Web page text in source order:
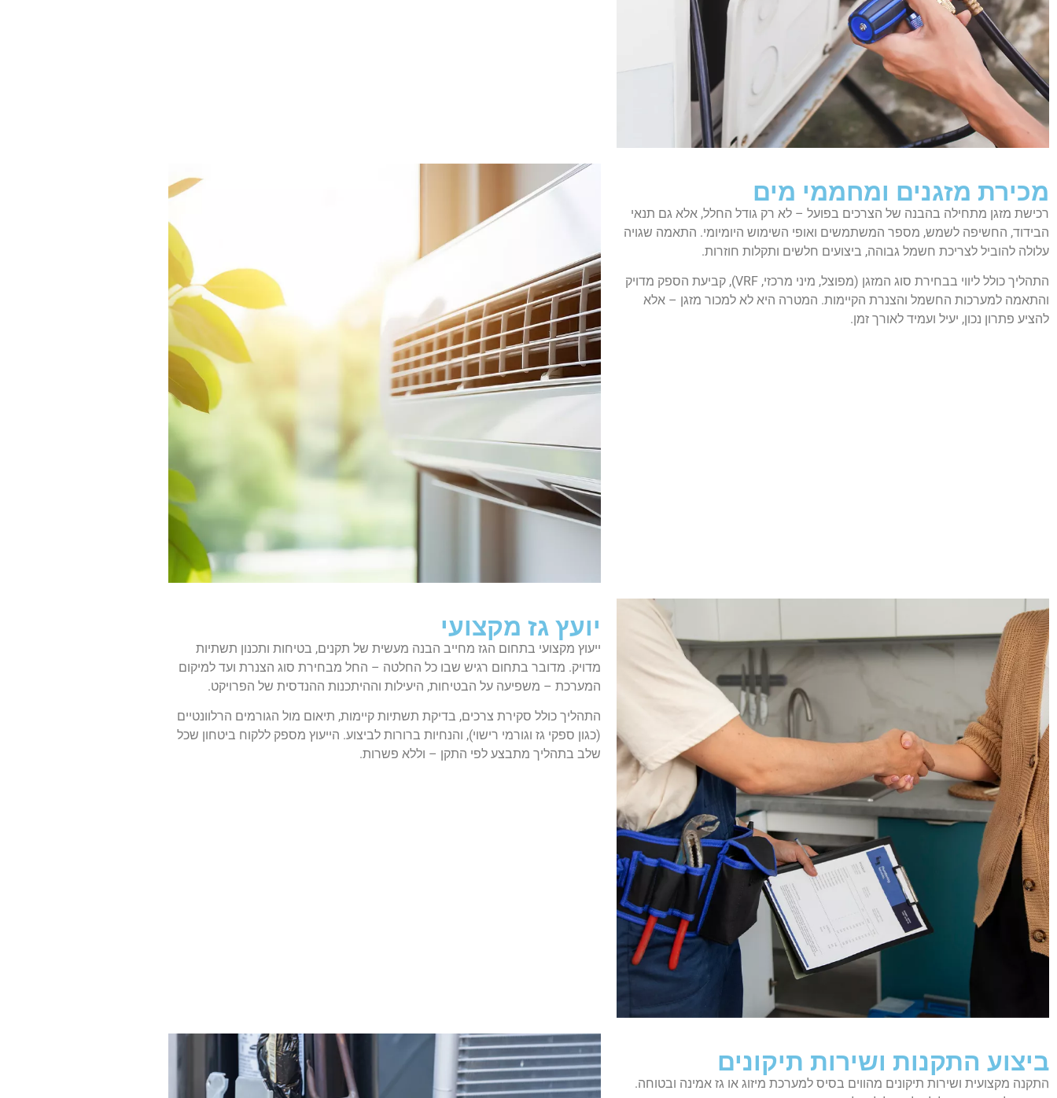
מכירת מזגנים ומחממי מים
רכישת מזגן מתחילה בהבנה של הצרכים בפועל – לא רק גודל החלל, אלא גם תנאי
הבידוד, החשיפה לשמש, מספר המשתמשים ואופי השימוש היומיומי. התאמה שגויה
עלולה להוביל לצריכת חשמל גבוהה, ביצועים חלשים ותקלות חוזרות.
התהליך כולל ליווי בבחירת סוג המזגן (מפוצל, מיני מרכזי, VRF), קביעת הספק מדויק
והתאמה למערכות החשמל והצנרת הקיימות. המטרה היא לא למכור מזגן – אלא
להציע פתרון נכון, יעיל ועמיד לאורך זמן.
יועץ גז מקצועי
ייעוץ מקצועי בתחום הגז מחייב הבנה מעשית של תקנים, בטיחות ותכנון תשתיות
מדויק. מדובר בתחום רגיש שבו כל החלטה – החל מבחירת סוג הצנרת ועד למיקום
המערכת – משפיעה על הבטיחות, היעילות וההיתכנות ההנדסית של הפרויקט.
התהליך כולל סקירת צרכים, בדיקת תשתיות קיימות, תיאום מול הגורמים הרלוונטיים
(כגון ספקי גז וגורמי רישוי), והנחיות ברורות לביצוע. הייעוץ מספק ללקוח ביטחון שכל
שלב בתהליך מתבצע לפי התקן – וללא פשרות.
ביצוע התקנות ושירות תיקונים
התקנה מקצועית ושירות תיקונים מהווים בסיס למערכת מיזוג או גז אמינה ובטוחה.